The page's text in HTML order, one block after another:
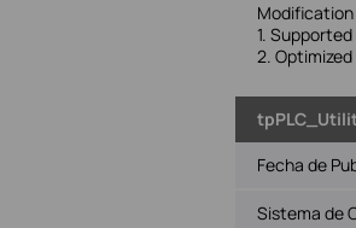
Modification
1.
2.
Fecha de
Sistema de